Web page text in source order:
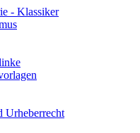
- Klassiker
Urheberrecht